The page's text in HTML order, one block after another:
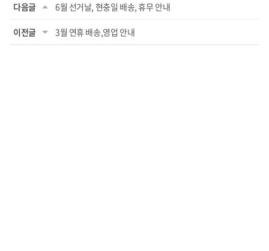
다음글 6월 선거날, 현충일 배송, 휴무 안내
이전글 3월 연휴 배송,영업 안내